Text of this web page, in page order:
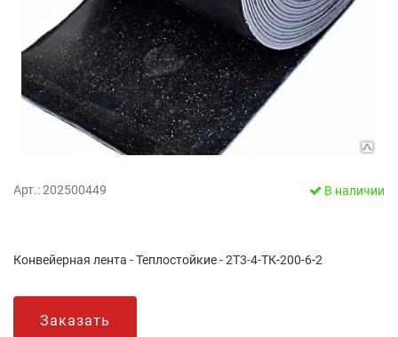
Арт.: 202500449 В наличии
Конвейерная лента - Теплостойкие - 2Т3-4-ТК-200-6-2
Заказать